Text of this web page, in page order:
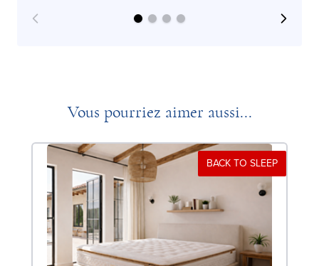
Vous pourriez aimer aussi...
BACK TO SLEEP